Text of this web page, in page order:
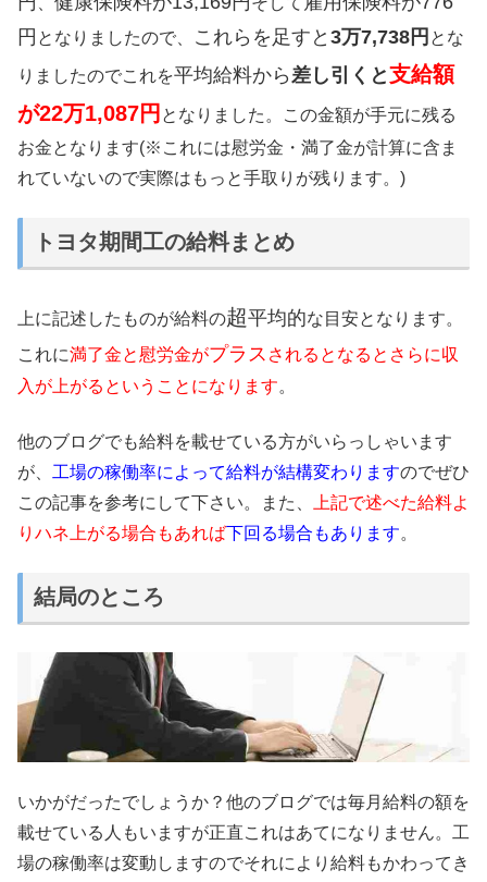
円 となりましたので、 これらを足すと 3万7,738円 とな
りましたのでこれを平均給料から 差し引くと支給額
が22万1,087円 となりました。この金額が手元に残る
お金となります(※これには慰労金・満了金が計算に含ま
れていないので実際はもっと手取りが残ります。)
トヨタ期間工の給料まとめ
上に記述したものが給料の超平均的な目安となります。
これに満了金と慰労金がプラス されるとなるとさらに収
入が上がるということになります。
他のブログでも給料を載せている方がいらっしゃいます
が、 工場の稼働率によって給料が結構変わりますのでぜひ
この記事を参考にして下さい。また、
上記で述べた給料よ
りハネ上がる場合もあれば下回る場合もあります。
結局のところ
いかがだったでしょうか？他のブログでは毎月給料の額を
載せている人もいますが正直これはあてになりません。工
場の稼働率は変動しますのでそれにより給料もかわってき